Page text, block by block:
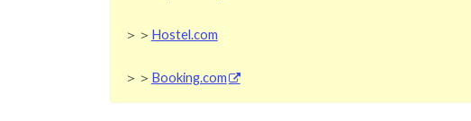
＞＞ Hostel.com
＞＞ Booking.com